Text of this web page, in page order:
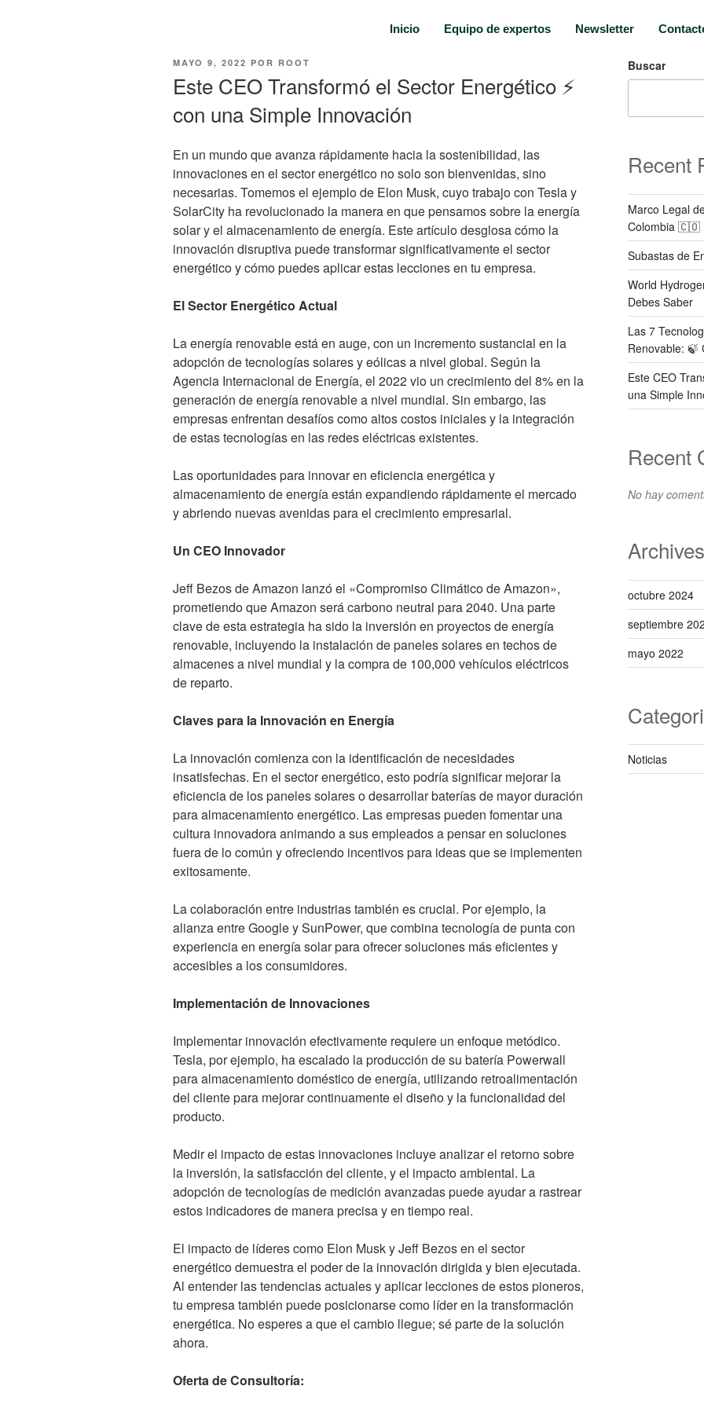
Inicio Equipo de expertos Newsletter
MAYO 9, 2022 POR ROOT
Este CEO Transformó el Sector Energético ⚡️
con una Simple Innovación
En un mundo que avanza rápidamente hacia la sostenibilidad, las
innovaciones en el sector energético no solo son bienvenidas, sino
necesarias. Tomemos el ejemplo de Elon Musk, cuyo trabajo con Tesla y
SolarCity ha revolucionado la manera en que pensamos sobre la energía
solar y el almacenamiento de energía. Este artículo desglosa cómo la
innovación disruptiva puede transformar significativamente el sector
energético y cómo puedes aplicar estas lecciones en tu empresa.
El Sector Energético Actual
La energía renovable está en auge, con un incremento sustancial en la
adopción de tecnologías solares y eólicas a nivel global. Según la
Agencia Internacional de Energía, el 2022 vio un crecimiento del 8% en la
generación de energía renovable a nivel mundial. Sin embargo, las
empresas enfrentan desafíos como altos costos iniciales y la integración
de estas tecnologías en las redes eléctricas existentes.
Las oportunidades para innovar en eficiencia energética y
almacenamiento de energía están expandiendo rápidamente el mercado
y abriendo nuevas avenidas para el crecimiento empresarial.
Un CEO Innovador
Jeff Bezos de Amazon lanzó el «Compromiso Climático de Amazon»,
prometiendo que Amazon será carbono neutral para 2040. Una parte
clave de esta estrategia ha sido la inversión en proyectos de energía
renovable, incluyendo la instalación de paneles solares en techos de
almacenes a nivel mundial y la compra de 100,000 vehículos eléctricos
de reparto.
Claves para la Innovación en Energía
La innovación comienza con la identificación de necesidades
insatisfechas. En el sector energético, esto podría significar mejorar la
eficiencia de los paneles solares o desarrollar baterías de mayor duración
para almacenamiento energético. Las empresas pueden fomentar una
cultura innovadora animando a sus empleados a pensar en soluciones
fuera de lo común y ofreciendo incentivos para ideas que se implementen
exitosamente.
La colaboración entre industrias también es crucial. Por ejemplo, la
alianza entre Google y SunPower, que combina tecnología de punta con
experiencia en energía solar para ofrecer soluciones más eficientes y
accesibles a los consumidores.
Implementación de Innovaciones
Implementar innovación efectivamente requiere un enfoque metódico.
Tesla, por ejemplo, ha escalado la producción de su batería Powerwall
para almacenamiento doméstico de energía, utilizando retroalimentación
del cliente para mejorar continuamente el diseño y la funcionalidad del
producto.
Medir el impacto de estas innovaciones incluye analizar el retorno sobre
la inversión, la satisfacción del cliente, y el impacto ambiental. La
adopción de tecnologías de medición avanzadas puede ayudar a rastrear
estos indicadores de manera precisa y en tiempo real.
El impacto de líderes como Elon Musk y Jeff Bezos en el sector
energético demuestra el poder de la innovación dirigida y bien ejecutada.
Al entender las tendencias actuales y aplicar lecciones de estos pioneros,
tu empresa también puede posicionarse como líder en la transformación
energética. No esperes a que el cambio llegue; sé parte de la solución
ahora.
Oferta de Consultoría:
Buscar
Recent
Marco Legal
Colombia 🇨🇴
Subastas de
World
Debes Saber
Las 7
Renovable: 🍃
Este CEO
una Simple
Recent
No hay
Archives
octubre 2024
septiembre
mayo 2022
Noticias